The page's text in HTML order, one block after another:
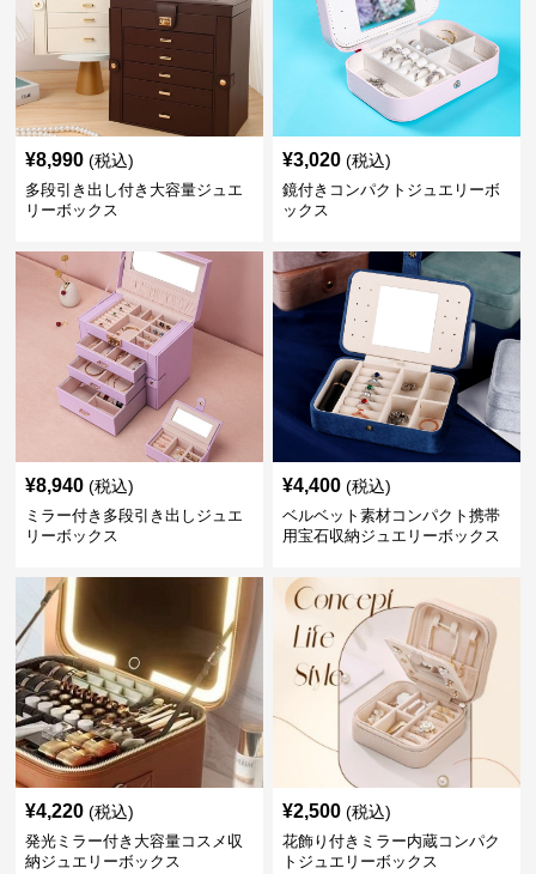
¥8,990 (税込)
多段引き出し付き大容量ジュエ
リーボックス
¥3,020 (税込)
鏡付きコンパクトジュエリーボ
ックス
¥8,940 (税込)
ミラー付き多段引き出しジュエ
リーボックス
¥4,400 (税込)
ベルベット素材コンパクト携帯
用宝石収納ジュエリーボックス
¥4,220 (税込)
発光ミラー付き大容量コスメ収
納ジュエリーボックス
¥2,500 (税込)
花飾り付きミラー内蔵コンパク
トジュエリーボックス